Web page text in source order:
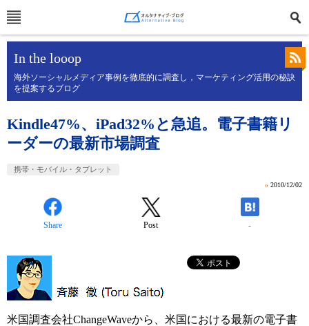
In the looop
海外ソーシャルメディア事例を徹底的に調査し，マーケティング活用の秘訣
を提案するブログ
Kindle47%、iPad32%と急追。電子書籍リ
ーダーの最新市場調査
携帯・モバイル・タブレット
» 2010/12/02
Share Post -
米国調査会社ChangeWaveから、米国における最新の電子書